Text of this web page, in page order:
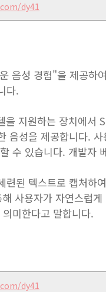
dy41
음성 경험"을 제공하
다.
지원하는 장치에서
음성을 제공합니다.
수 있습니다. 개발
련된 텍스트로 캡처하
사용자가 자연스럽
미한다고 말합니다.
dy41